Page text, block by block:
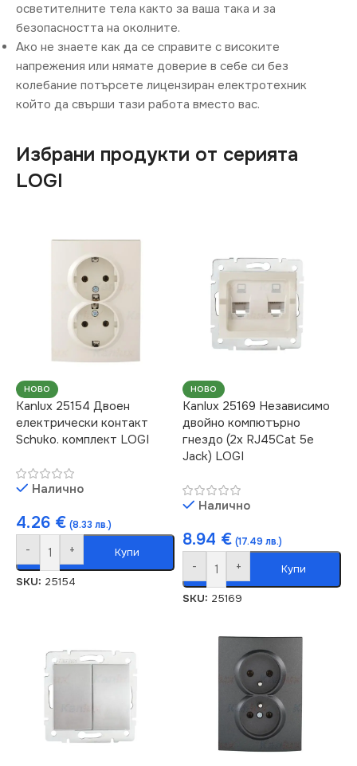
осветителните тела както за ваша така и за
безопасността на околните.
Ако не знаете как да се справите с високите
напрежения или нямате доверие в себе си без
колебание потърсете лицензиран електротехник
който да свърши тази работа вместо вас.
Избрани продукти от серията
LOGI
НОВО
Kanlux 25154 Двоен
електрически контакт
Schuko. комплект LOGI
Налично
4.26 € (8.33 лв.)
- + Купи
SKU: 25154
НОВО
Kanlux 25169 Независимо
двойно компютърно
гнездо (2x RJ45Cat 5e
Jack) LOGI
Налично
8.94 € (17.49 лв.)
- + Купи
SKU: 25169